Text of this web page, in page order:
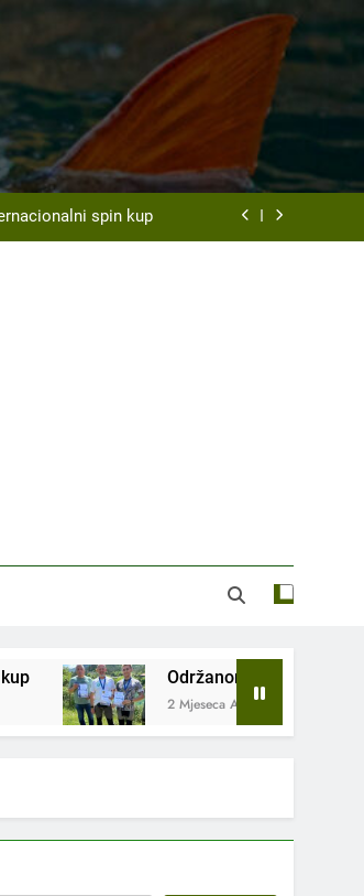
Vakuf – Uskoplje
Ribarsku večer
spin kup
udicom na plovak
Ribarsku večer
udicom na plovak
Vakuf – Uskoplje
općinskom takmičenju SRD „Vrbas“